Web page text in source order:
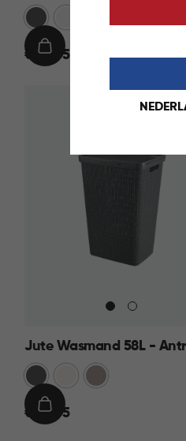
Antraciet
€€ 22,95
IN
Jute Wasmand 58L -
Antraciet Taupe
€€ 22,95
IN